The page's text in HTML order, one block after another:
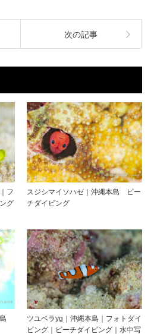
次の記事
フ
グ
スジシマイソハゼ｜沖縄本島 ビー
チダイビング
島
ツユベラyg｜沖縄本島｜フォトダイ
ビング｜ビーチダイビング｜水中写